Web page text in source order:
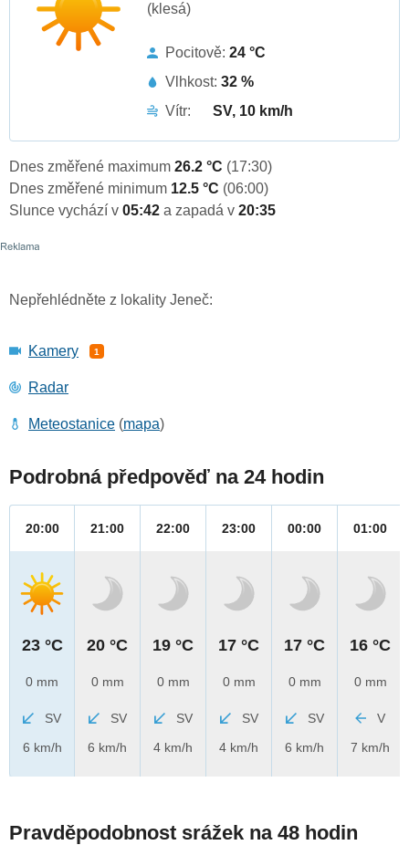
(klesá)
Pocitově: 24 °C
Vlhkost: 32 %
Vítr:
SV, 10 km/h
Dnes změřené maximum 26.2 °C (17:30)
Dnes změřené minimum 12.5 °C (06:00)
Slunce vychází v 05:42 a zapadá v 20:35
Nepřehlédněte z lokality Jeneč:
Kamery 1
Radar
Meteostanice (mapa)
Podrobná předpověď na 24 hodin
20:00
23 °C
0 mm
SV
6 km/h
21:00
20 °C
0 mm
SV
6 km/h
22:00
19 °C
0 mm
SV
4 km/h
23:00
17 °C
0 mm
SV
4 km/h
00:00
17 °C
0 mm
SV
6 km/h
01:00
16 °C
0 mm
V
7 km/h
Pravděpodobnost srážek na 48 hodin